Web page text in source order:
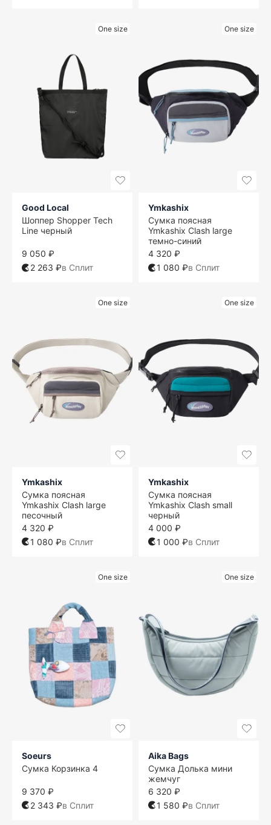
One size
Good Local
Шоппер Shopper Tech
Line черный
9 050 ₽
2 263 ₽в Сплит
One size
Ymkashix
Сумка поясная
Ymkashix Clash large
темно-синий
4 320 ₽
1 080 ₽в Сплит
One size
Ymkashix
Сумка поясная
Ymkashix Clash large
песочный
4 320 ₽
1 080 ₽в Сплит
One size
Ymkashix
Сумка поясная
Ymkashix Clash small
черный
4 000 ₽
1 000 ₽в Сплит
One size
Soeurs
Сумка Корзинка 4
9 370 ₽
2 343 ₽в Сплит
One size
Aika Bags
Сумка Долька мини
жемчуг
6 320 ₽
1 580 ₽в Сплит